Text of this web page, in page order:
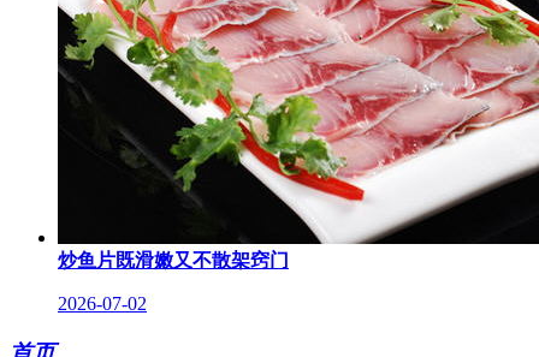
炒鱼片既滑嫩又不散架窍门
2026-07-02